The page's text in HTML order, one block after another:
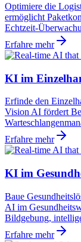
Optimiere die
ermöglicht
Echtzeit-
Erfahre mehr
KI im
Erfinde den
Vision AI fördert
Erfahre mehr
KI im
Baue
AI im
Bildgebung,
Erfahre mehr